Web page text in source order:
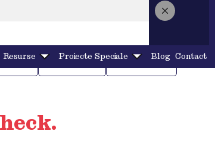
Resurse Proiecte Speciale Blog Contact